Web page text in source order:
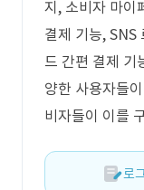
지, 소비자 마이
결제 기능, SNS
드 간편 결제 기
양한 사용자들
비자들이 이를
로